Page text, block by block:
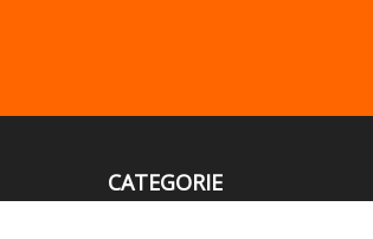
CATEGORIE